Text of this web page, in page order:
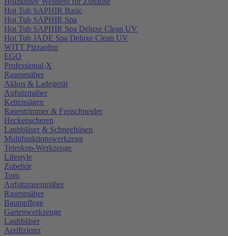
Hot Tub SAPHIR Basic
Hot Tub SAPHIR Spa
Hot Tub SAPHIR Spa Deluxe Clean UV
Hot Tub JADE Spa Deluxe Clean UV
WITT Pizzaofen
EGO
Professional-X
Rasenmäher
Akkus & Ladegerät
Aufsitzmäher
Kettensägen
Rasentrimmer & Freischneider
Heckenscheren
Laubbläser & Schneefräsen
Multifunktionswerkzeug
Teleskop-Werkzeuge
Lifestyle
Zubehör
Toro
Aufsitzrasenmäher
Rasenmäher
Baumpflege
Gartenwerkzeuge
Laubbläser
Aerifizierer